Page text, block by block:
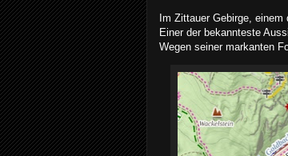
Im Zittauer Gebirge,
Einer der bekannteste
Wegen seiner markanten